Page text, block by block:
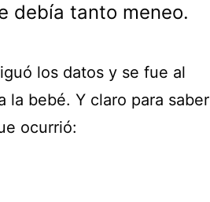
debía tanto meneo.
los datos y se fue al
la bebé. Y claro para saber
ocurrió: